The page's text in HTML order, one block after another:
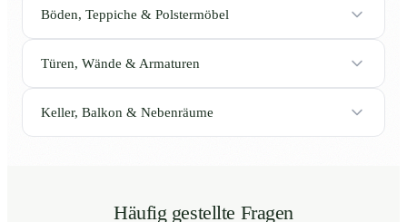
Böden, Teppiche & Polstermöbel
Türen, Wände & Armaturen
Keller, Balkon & Nebenräume
Häufig gestellte Fragen